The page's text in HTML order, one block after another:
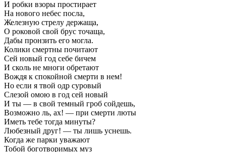
И робки взоры простирает
На нового небес посла,
Железную стрелу держаща,
О роковой свой брус точаща,
Дабы пронзить его могла.
Колики смертны почитают
Сей новый год себе бичем
И сколь не многи обретают
Вождя к спокойной смерти в нем!
Но если я твой одр суровый
Слезой омою в год сей новый
И ты — в свой темный гроб сойдешь,
Возможно ль, ах! — при смерти люты
Иметь тебе тогда минуты?
Любезный друг! — ты лишь уснешь.
Когда же парки уважают
Тобой боготворимых муз